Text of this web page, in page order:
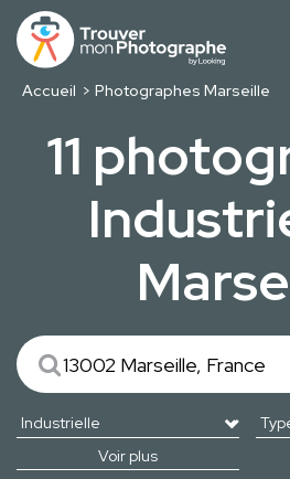
Accueil Photographes Marseille
11
Voir plus